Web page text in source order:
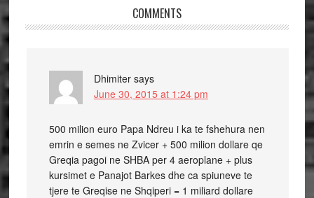
COMMENTS
Dhimiter says
June 30, 2015 at 1:24 pm
500 milion euro Papa Ndreu i ka te fshehura nen
emrin e semes ne Zvicer + 500 milion dollare qe
Greqia pagoi ne SHBA per 4 aeroplane + plus
kursimet e Panajot Barkes dhe ca spiuneve te
tjere te Greqise ne Shqiperi = 1 miliard dollare